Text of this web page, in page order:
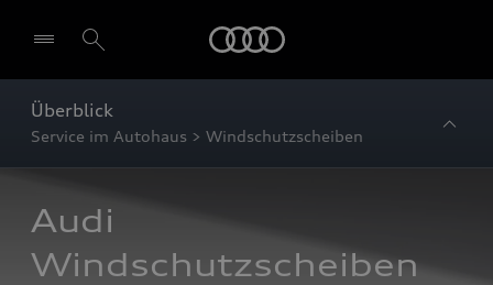
Überblick
Service im Autohaus > Windschutzscheiben
Audi
Windschutzscheiben